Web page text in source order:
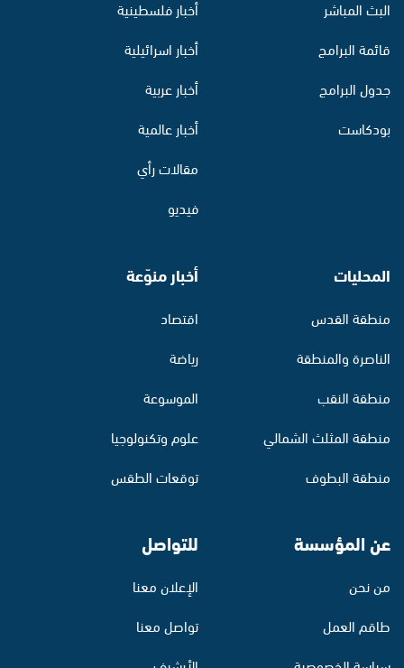
البث المباشر
قائمة البرامج
جدول البرامج
بودكاست
أخبار فلسطينية
أخبار اسرائيلية
أخبار عربية
أخبار عالمية
مقالات رأي
فيديو
المحليات
منطقة القدس
الناصرة والمنطقة
منطقة النقب
منطقة المثلث الشمالي
منطقة البطوف
أخبار منوّعة
اقتصاد
رياضة
الموسوعة
علوم وتكنولوجيا
توقعات الطقس
عن المؤسسة
من نحن
طاقم العمل
للتواصل
الإعلان معنا
تواصل معنا